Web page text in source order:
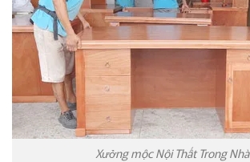
Xưởng mộc Nội Thất Trong Nhà